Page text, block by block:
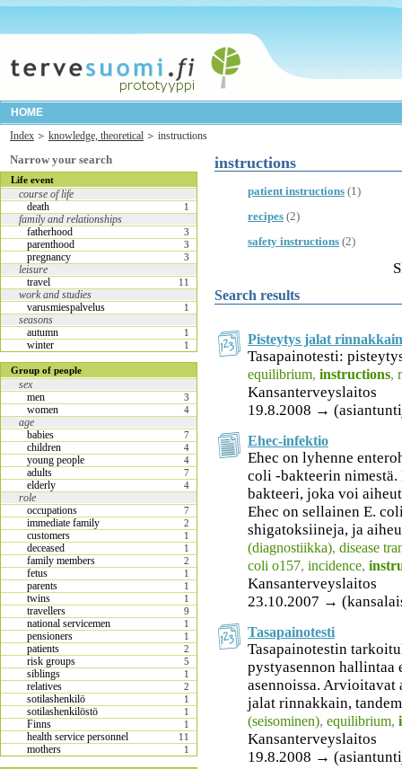
HOME
Index
knowledge, theoretical instructions
Narrow your search
Life event
course of life
death
1
family and relationships
fatherhood
3
parenthood 3
pregnancy 3
leisure
travel
11
work and studies
varusmiespalvelus
1
seasons
autumn
1
winter 1
Group of people
sex
men
3
women 4
age
babies
7
children 4
young people 4
adults 7
elderly 4
role
occupations
7
immediate family 2
customers 1
deceased 1
family members 2
fetus 1
parents 1
twins 1
travellers 9
national servicemen 1
pensioners 1
patients 2
risk groups 5
siblings 1
relatives 2
sotilashenkilö 1
sotilashenkilöstö 1
Finns 1
health service personnel 11
mothers 1
instructions
patient instructions (1)
recipes (2)
safety instructions (2)
Search results
Pisteytys jalat rinnakkain
Tasapainotesti:
equilibrium, instructions,
Kansanterveyslaitos
19.8.2008 →
Ehec-infektio
Ehec on lyhenne
coli -bakteerin
bakteeri, joka voi
Ehec on sellainen E.
shigatoksiineja, ja
(diagnostiikka), disease
coli o157, incidence,
Kansanterveyslaitos
23.10.2007 →
Tasapainotesti
Tasapainotestin
pystyasennon hallintaa
asennoissa. Arvioitavat
jalat rinnakkain,
(seisominen), equilibrium,
Kansanterveyslaitos
19.8.2008 →